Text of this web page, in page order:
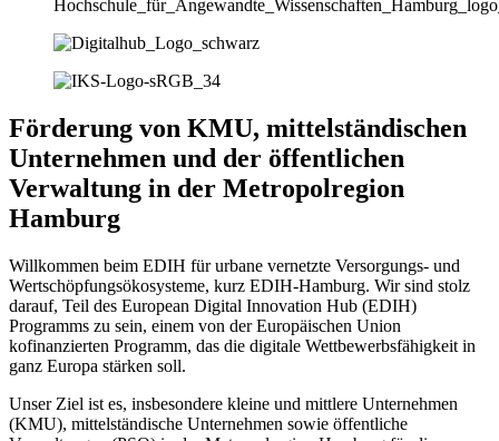
Förderung von KMU, mittelständischen
Unternehmen und der öffentlichen
Verwaltung in der Metropolregion
Hamburg
Willkommen beim EDIH für urbane vernetzte Versorgungs- und
Wertschöpfungsökosysteme, kurz EDIH-Hamburg. Wir sind stolz
darauf, Teil des European Digital Innovation Hub (EDIH)
Programms zu sein, einem von der Europäischen Union
kofinanzierten Programm, das die digitale Wettbewerbsfähigkeit in
ganz Europa stärken soll.
Unser Ziel ist es, insbesondere kleine und mittlere Unternehmen
(KMU), mittelständische Unternehmen sowie öffentliche